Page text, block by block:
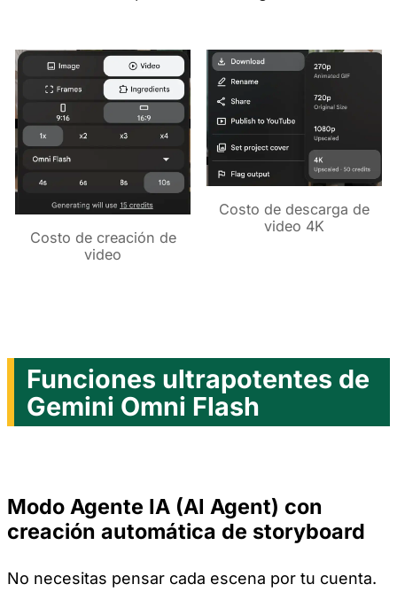
Costo de creación de
video
Costo de descarga de
video 4K
Funciones ultrapotentes de
Gemini Omni Flash
Modo Agente IA (AI Agent) con
creación automática de storyboard
No necesitas pensar cada escena por tu cuenta.